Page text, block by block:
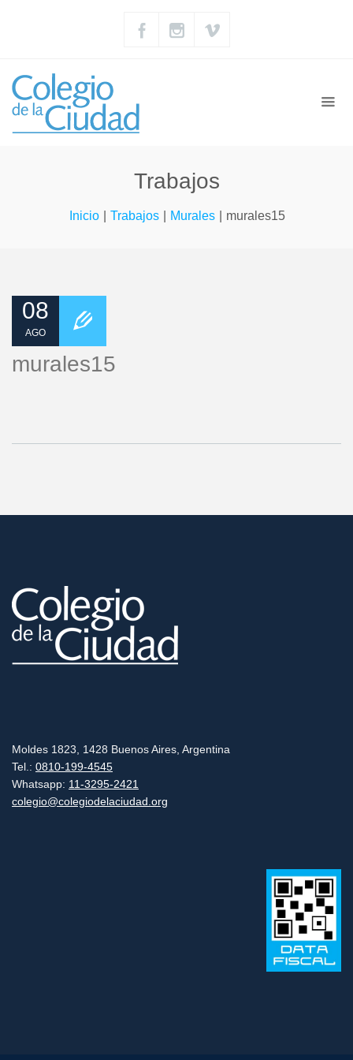
Trabajos
Inicio Trabajos Murales murales15
08
AGO
murales15
Moldes 1823, 1428 Buenos Aires, Argentina
Tel.: 0810-199-4545
Whatsapp: 11-3295-2421
colegio@colegiodelaciudad.org